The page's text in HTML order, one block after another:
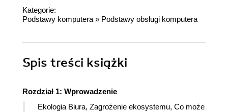
Kategorie:
Podstawy komputera» Podstawy obsługi komputera
Spis treści książki
Rozdział 1: Wprowadzenie
Ekologia Biura, Zagrożenie ekosystemu, Co może